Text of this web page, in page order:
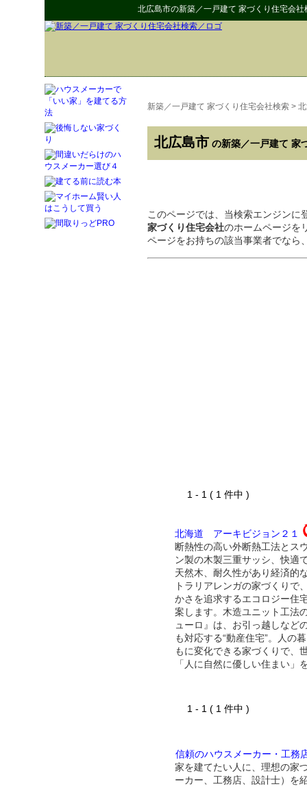
北広島市の新築／一戸建て 家づくり住宅会社
新築／一戸建て 家づくり住宅会社検索 >
北広島市 の新築／一戸建て 家
このページでは、当検索エンジンに
家づくり住宅会社のホームページを
ページをお持ちの該当事業者でなら
1 - 1 ( 1 件中 )
北海道 アーキビジョン２１
断熱性の高い外断熱工法とス
ン製の木製三重サッシ、快適
天然木、耐久性があり経済的
トラリアレンガの家づくりで
かさを追求するエコロジー住
案します。木造ユニット工法
ューロ』は、お引っ越しなど
も対応する“動産住宅”。人の
もに変化できる家づくりで、
「人に自然に優しい住まい」
1 - 1 ( 1 件中 )
信頼のハウスメーカー・工務
家を建てたい人に、理想の家
ーカー、工務店、設計士）を